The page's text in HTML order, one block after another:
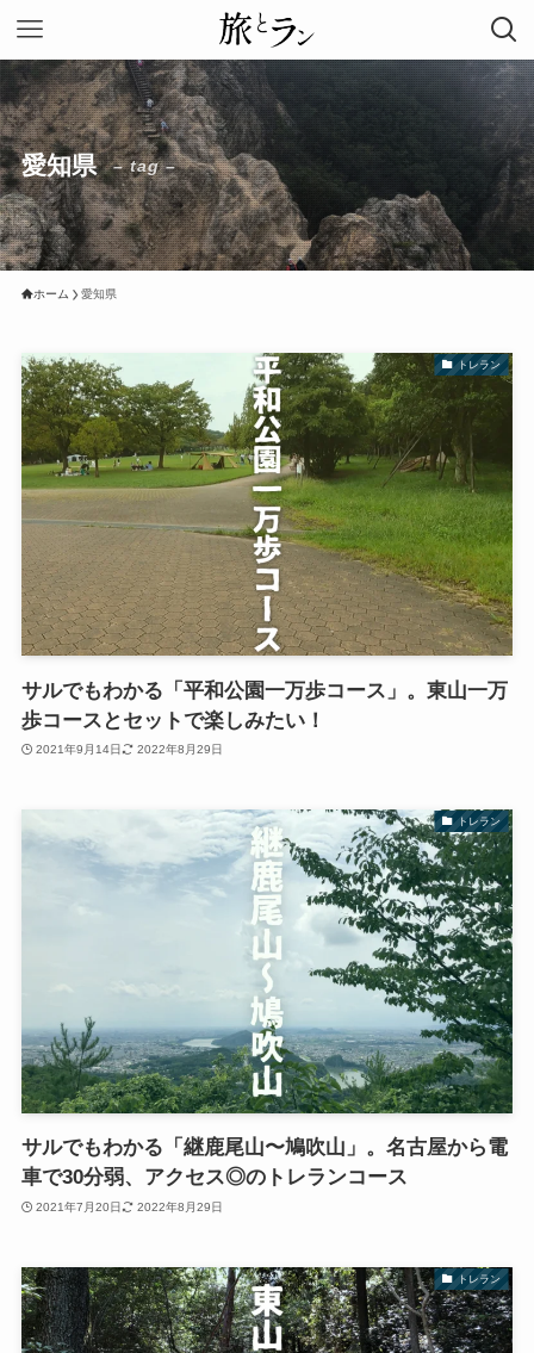
愛知県 – tag –
ホーム 愛知県
トレラン
サルでもわかる「平和公園一万歩コース」。東山一万
歩コースとセットで楽しみたい！
2021年9月14日 2022年8月29日
トレラン
サルでもわかる「継鹿尾山〜鳩吹山」。名古屋から電
車で30分弱、アクセス◎のトレランコース
2021年7月20日 2022年8月29日
トレラン